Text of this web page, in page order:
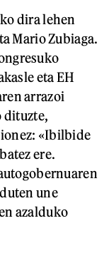
dira lehen
Mario Zubiaga.
eta EH
arrazoi
dituzte,
«Ibilbide
ere.
une
azalduko